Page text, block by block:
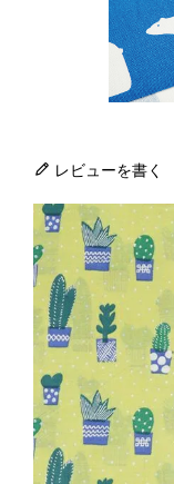
レビューを書く